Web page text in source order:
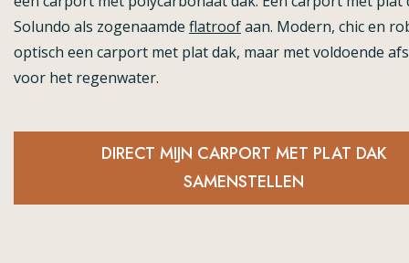
Solundo als zogenaamde flatroofaan. Modern, chic en
optisch een carport met plat dak, maar met voldoende
voor het regenwater.
DIRECT MIJN CARPORT MET PLAT DAK
SAMENSTELLEN